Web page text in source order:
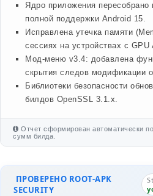
Ядро приложения пересобрано
полной поддержки Android 15.
Исправлена утечка памяти
сессиях на устройствах с GPU
Мод-меню v3.4: добавлена
скрытия следов модификации
Библиотеки безопасности
билдов OpenSSL 3.1.x.
Отчет сформирован автоматически
сумм билда.
ПРОВЕРЕНО ROOT-APK
SECURITY